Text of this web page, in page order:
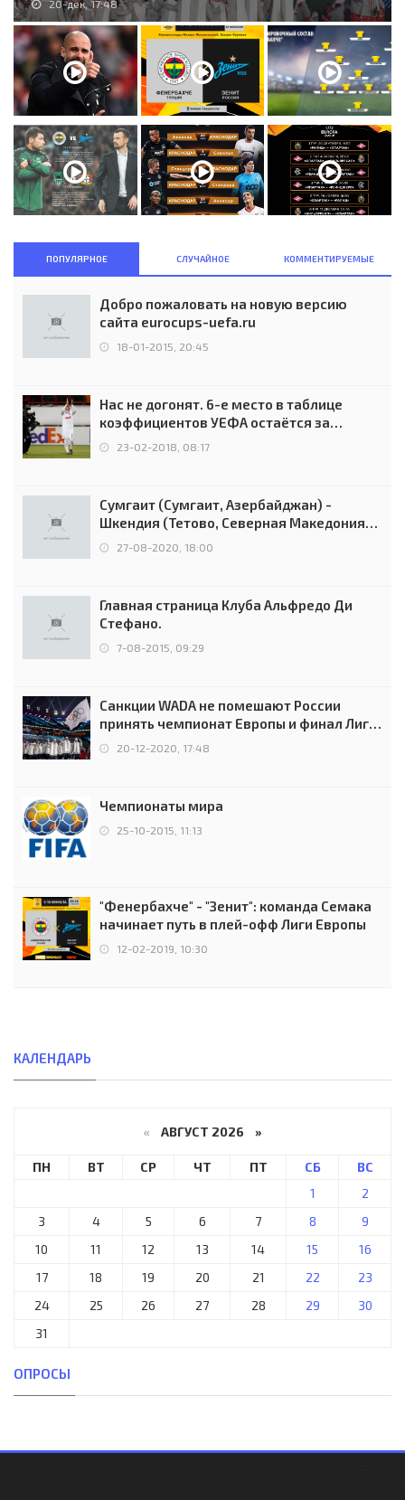
20-дек, 17:48
ПОПУЛЯРНОЕ СЛУЧАЙНОЕ КОММЕНТИРУЕМЫЕ
Добро пожаловать на новую версию
сайта eurocups-uefa.ru
18-01-2015, 20:45
Нас не догонят. 6-е место в таблице
коэффициентов УЕФА остаётся за
Россией
23-02-2018, 08:17
Сумгаит (Сумгаит, Азербайджан) -
Шкендия (Тетово, Северная Македония) -
0:2 (0:0)
27-08-2020, 18:00
Главная страница Клуба Альфредо Ди
Стефано.
7-08-2015, 09:29
Санкции WADA не помешают России
принять чемпионат Европы и финал Лиги
чемпионов.
20-12-2020, 17:48
Чемпионаты мира
25-10-2015, 11:13
"Фенербахче" - "Зенит": команда Семака
начинает путь в плей-офф Лиги Европы
12-02-2019, 10:30
КАЛЕНДАРЬ
« АВГУСТ 2026 »
ПН ВТ СР ЧТ ПТ СБ
ВС
1
2
3
4 5 6 7 8
9
10
11 12 13 14 15
16
17
18 19 20 21 22
23
24
25 26 27 28 29
30
31
ОПРОСЫ